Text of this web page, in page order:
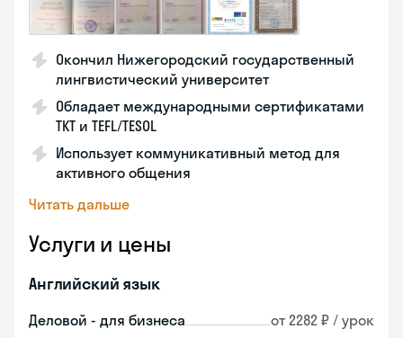
Окончил Нижегородский государственный
лингвистический университет
Обладает международными сертификатами
TKT и TEFL/TESOL
Использует коммуникативный метод для
активного общения
Читать дальше
Услуги и цены
Английский язык
Деловой - для бизнеса от 2282 ₽ / урок